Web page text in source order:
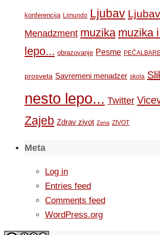
konferencija Limundo Ljubav
Menadzment muzika muzika
lepo... obrazovanje Pesme
prosveta Savremeni menadzer skola
nesto lepo... Twitter
Zajeb Zdrav zivot Zena ZIVOT
Meta
Log in
Entries feed
Comments feed
WordPress.org